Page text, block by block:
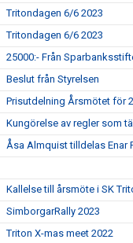
Tritondagen 6/6 2023
Tritondagen 6/6 2023
25000:- Från
Beslut från Styrelsen
Prisutdelning Årsmötet för
Kungörelse av regler som
Åsa Almquist tilldelas Enar
Kallelse till årsmöte i SK
SimborgarRally 2023
Triton X-mas meet 2022